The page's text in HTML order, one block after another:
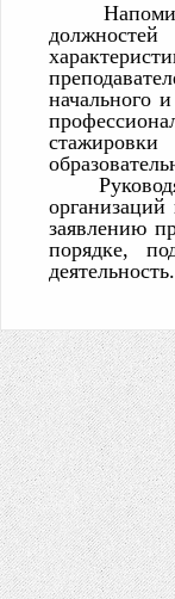
начального
стажировки
заявлению
порядке,
деятельность.